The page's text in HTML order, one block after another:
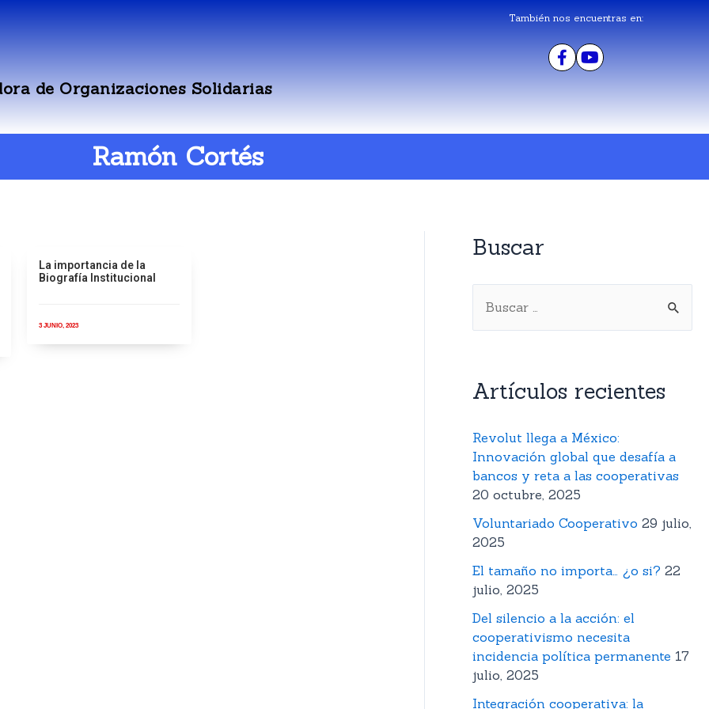
de Organizaciones Solidarias
También nos encuentras en:
Ramón Cortés
La importancia de la
Biografía Institucional
3 JUNIO, 2023
Buscar
Artículos recientes
Revolut llega a México:
Innovación global que desafía a
bancos y reta a las cooperativas
20 octubre, 2025
Voluntariado Cooperativo 29 julio,
2025
El tamaño no importa… ¿o si? 22
julio, 2025
Del silencio a la acción: el
cooperativismo necesita
incidencia política permanente 17
julio, 2025
Integración cooperativa: la